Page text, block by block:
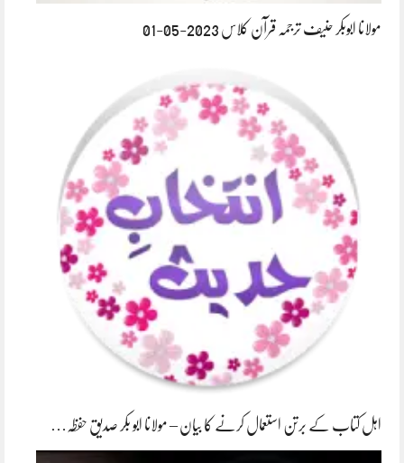
مولانا ابوبکر حنیف ترجمہ قرآن کلاس 2023-05-01
اہل کتاب کے برتن استعمال کرنے کا بیان – مولانا ابو بکر صدیق حفظہ…